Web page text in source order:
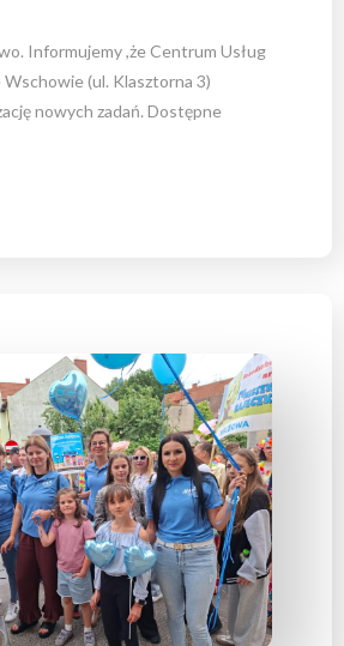
Informujemy ,że Centrum Usług
Wschowie (ul. Klasztorna 3)
nowych zadań. Dostępne